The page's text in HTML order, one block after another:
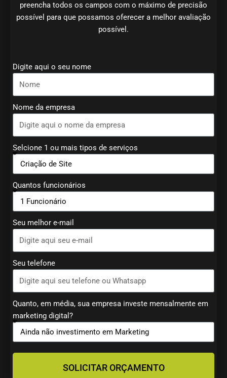
preencha todos os campos com o máximo de precisão
possível para que possamos oferecer a melhor avaliação
possível.
Digite aqui o seu nome
Nome da empresa
Selcione 1 ou mais tipos de serviços
Quantos funcionários
Seu melhor e-mail
Seu telefone
Quanto, em média, sua empresa investe mensalmente em
marketing digital?
SOLICITAR ORÇAMENTO